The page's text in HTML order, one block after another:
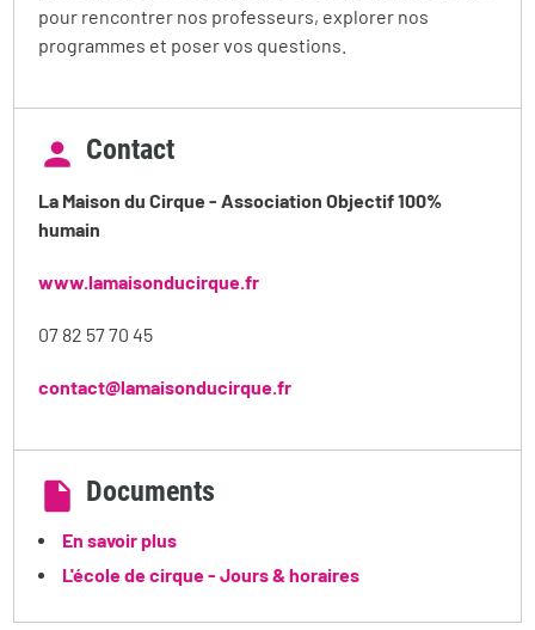
pour rencontrer nos professeurs, explorer nos
programmes et poser vos questions.
Contact
La Maison du Cirque - Association Objectif 100%
humain
www.lamaisonducirque.fr
07 82 57 70 45
contact@lamaisonducirque.fr
Documents
En savoir plus
L'école de cirque - Jours & horaires